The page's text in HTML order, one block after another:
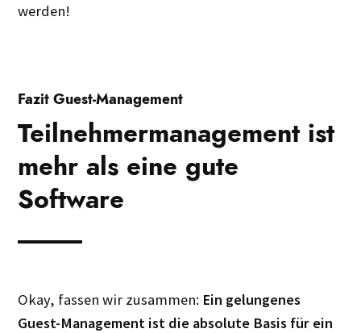
werden!
Fazit Guest-Management
Teilnehmermanagement ist
mehr als eine gute
Software
Okay, fassen wir zusammen: Ein gelungenes
Guest-Management ist die absolute Basis für ein